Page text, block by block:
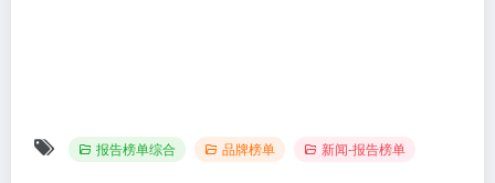
报告榜单综合 品牌榜单 新闻-报告榜单